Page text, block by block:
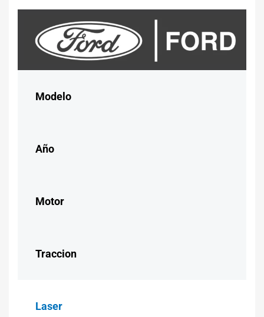
Modelo
Año
Motor
Traccion
Laser